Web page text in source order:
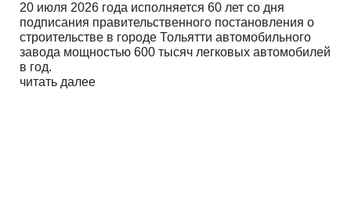
20 июля 2026 года исполняется 60 лет со дня
подписания правительственного постановления о
строительстве в городе Тольятти автомобильного
завода мощностью 600 тысяч легковых автомобилей
в год.
читать далее